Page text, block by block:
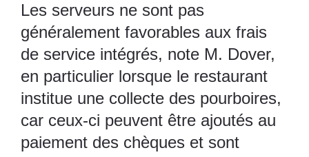
Les serveurs ne sont pas
généralement favorables aux frais
de service intégrés, note M. Dover,
en particulier lorsque le restaurant
institue une collecte des pourboires,
car ceux-ci peuvent être ajoutés au
paiement des chèques et sont